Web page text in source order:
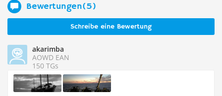
Bewertungen(5)
Schreibe eine Bewertung
akarimba
AOWD EAN
150 TGs